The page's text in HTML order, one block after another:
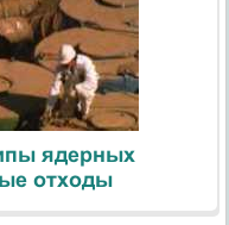
ядерных
отходы